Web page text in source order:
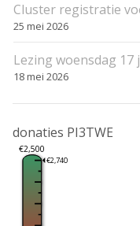
Cluster registratie
25 mei 2026
Lezing woensdag 17
18 mei 2026
donaties PI3TWE
€2,500
€2,740